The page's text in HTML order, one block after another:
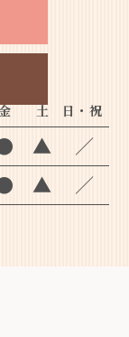
土
日・祝
▲ ／
▲
／